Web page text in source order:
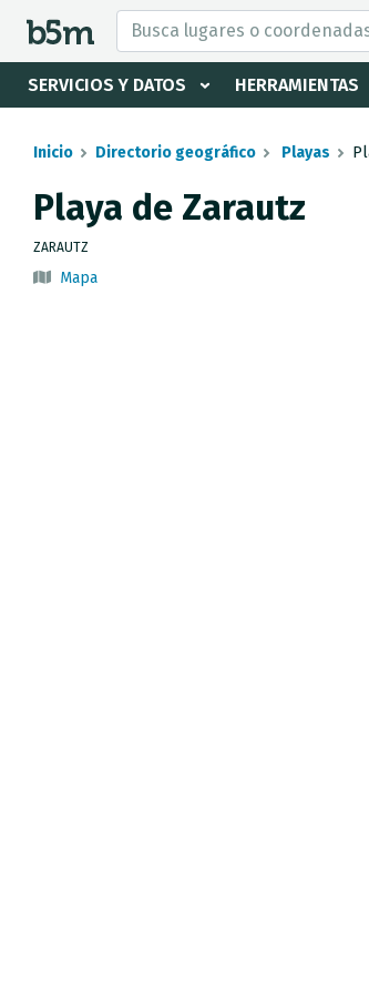
SERVICIOS Y DATOS HERRAMIENTAS
Buscador y directorio
Inicio Directorio geográfico Playas
Playa de Zarautz
ZARAUTZ
Mapa